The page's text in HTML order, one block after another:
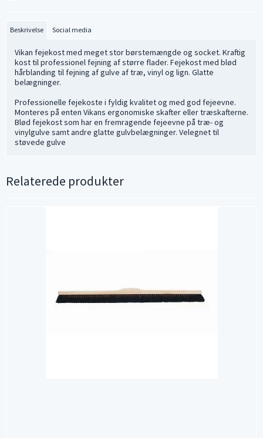
Beskrivelse Social media
Vikan fejekost med meget stor børstemængde og socket. Kraftig
kost til professionel fejning af større flader. Fejekost med blød
hårblanding til fejning af gulve af træ, vinyl og lign. Glatte
belægninger.
Professionelle fejekoste i fyldig kvalitet og med god fejeevne.
Monteres på enten Vikans ergonomiske skafter eller træskafterne.
Blød fejekost som har en fremragende fejeevne på træ- og
vinylgulve samt andre glatte gulvbelægninger. Velegnet til
støvede gulve
Relaterede produkter